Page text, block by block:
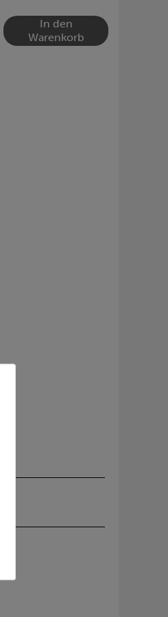
In den
Warenkorb